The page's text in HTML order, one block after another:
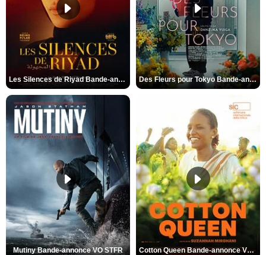
Les Silences de Riyad Bande-annonce VO STFR Des Fleurs pour Tokyo Bande-annonce VO STFR
Mutiny Bande-annonce VO STFR Cotton Queen Bande-annonce VO STFR